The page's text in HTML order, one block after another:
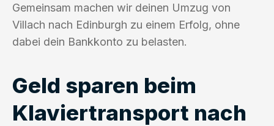
Gemeinsam machen wir deinen Umzug von
Villach nach Edinburgh zu einem Erfolg, ohne
dabei dein Bankkonto zu belasten.
Geld sparen beim
Klaviertransport nach